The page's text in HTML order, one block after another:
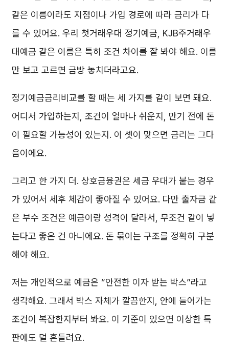
같은 이름이라도 지점이나 가입 경로에 따라 금리가 다
를 수 있어요. 우리 첫거래우대 정기예금, KJB주거래우
대예금 같은 이름은 특히 조건 차이를 잘 봐야 해요. 이름
만 보고 고르면 금방 놓치더라고요.
정기예금금리비교를 할 때는 세 가지를 같이 보면 돼요.
어디서 가입하는지, 조건이 얼마나 쉬운지, 만기 전에 돈
이 필요할 가능성이 있는지. 이 셋이 맞으면 금리는 그다
음이에요.
그리고 한 가지 더. 상호금융권은 세금 우대가 붙는 경우
가 있어서 세후 체감이 좋아질 수 있어요. 다만 출자금 같
은 부수 조건은 예금이랑 성격이 달라서, 무조건 같이 넣
는다고 좋은 건 아니에요. 돈 묶이는 구조를 정확히 구분
해야 해요.
저는 개인적으로 예금은 “안전한 이자 받는 박스”라고
생각해요. 그래서 박스 자체가 깔끔한지, 안에 들어가는
조건이 복잡한지부터 봐요. 이 기준이 있으면 이상한 특
판에도 덜 흔들려요.